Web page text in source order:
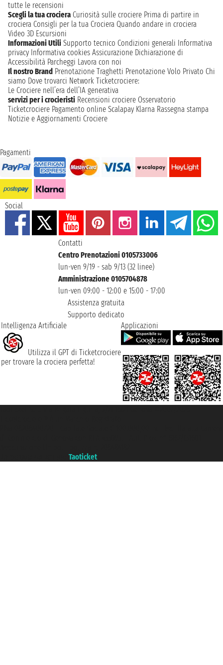
tutte le recensioni
Scegli la tua crociera Curiosità sulle crociere Prima di partire in
crociera Consigli per la tua Crociera Quando andare in crociera
Video 3D Escursioni
Informazioni Utili Supporto tecnico Condizioni generali Informativa
privacy Informativa cookies Assicurazione Dichiarazione di
Accessibilità Parcheggi Lavora con noi
Il nostro Brand Prenotazione Traghetti Prenotazione Volo Privato Chi
siamo Dove trovarci Network Ticketcrociere:
Le Crociere nell’era dell’IA generativa
servizi per i crocieristi Recensioni crociere Osservatorio
Ticketcrociere Pagamento online Scalapay Klarna Rassegna stampa
Notizie e Aggiornamenti Crociere
Pagamenti
Social
Contatti
Centro Prenotazioni 0105733006
lun-ven 9/19 - sab 9/13 (32 linee)
Amministrazione 0105704878
lun-ven 09:00 - 12:00 e 15:00 - 17:00
Assistenza gratuita
Supporto dedicato
Intelligenza Artificiale
Utilizza il GPT di Ticketcrociere
per trovare la crociera perfetta!
Applicazioni
Taoticket